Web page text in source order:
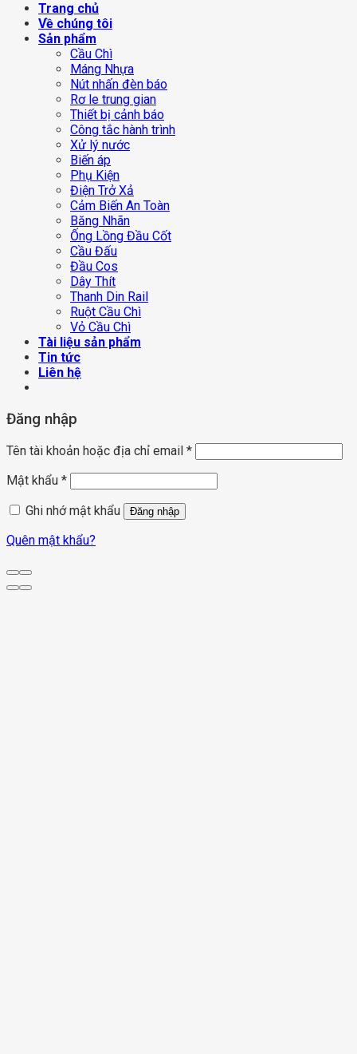
Trang chủ
Về chúng tôi
Sản phẩm
Cầu Chì
Máng Nhựa
Nút nhấn đèn báo
Rơ le trung gian
Thiết bị cảnh báo
Công tắc hành trình
Xử lý nước
Biến áp
Phụ Kiện
Điện Trở Xả
Cảm Biến An Toàn
Băng Nhãn
Ống Lồng Đầu Cốt
Cầu Đấu
Đầu Cos
Dây Thít
Thanh Din Rail
Ruột Cầu Chì
Vỏ Cầu Chì
Tài liệu sản phẩm
Tin tức
Liên hệ
Đăng nhập
Tên tài khoản hoặc địa chỉ email *
Mật khẩu *
Ghi nhớ mật khẩu
Đăng nhập
Quên mật khẩu?